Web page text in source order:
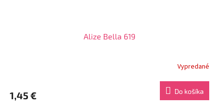
Alize Bella 619
Vypredané
1,45 € Do košíka